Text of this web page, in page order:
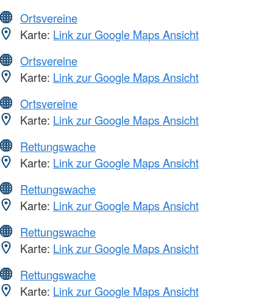
Ortsvereine
Karte: Link zur Google Maps Ansicht
Ortsvereine
Karte: Link zur Google Maps Ansicht
Ortsvereine
Karte: Link zur Google Maps Ansicht
Rettungswache
Karte: Link zur Google Maps Ansicht
Rettungswache
Karte: Link zur Google Maps Ansicht
Rettungswache
Karte: Link zur Google Maps Ansicht
Rettungswache
Karte: Link zur Google Maps Ansicht